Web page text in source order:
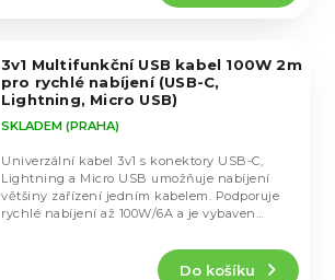
3v1 Multifunkční USB kabel 100W 2m
pro rychlé nabíjení (USB-C,
Lightning, Micro USB)
SKLADEM (PRAHA)
Do košíku
Univerzální kabel 3v1 s konektory USB-C,
Lightning a Micro USB umožňuje nabíjení
většiny zařízení jedním kabelem. Podporuje
rychlé nabíjení až 100W/6A a je vybaven